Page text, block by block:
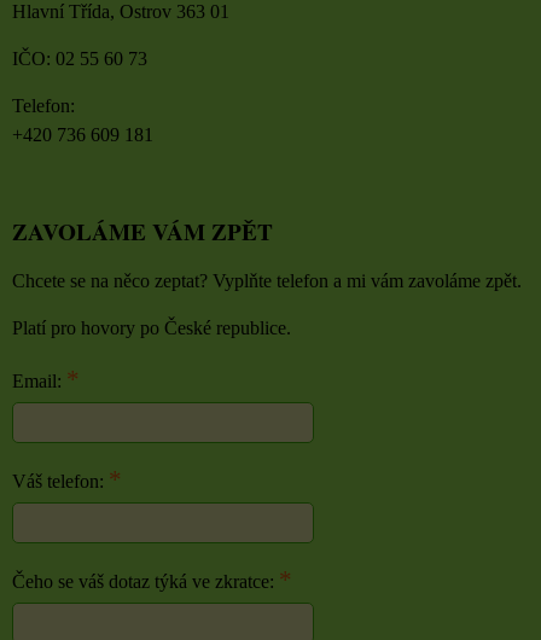
Hlavní Třída, Ostrov 363 01
IČO: 02 55 60 73
Telefon:
+420 736 609 181
ZAVOLÁME VÁM ZPĚT
Chcete se na něco zeptat? Vyplňte telefon a mi vám zavoláme zpět.
Platí pro hovory po České republice.
Email: *
Váš telefon: *
Čeho se váš dotaz týká ve zkratce: *